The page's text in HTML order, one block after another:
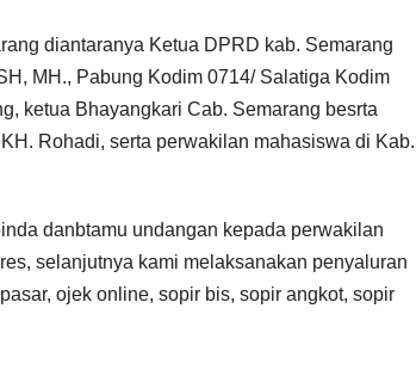
diantaranya Ketua DPRD kab. Semarang
MH., Pabung Kodim 0714/ Salatiga Kodim
ketua Bhayangkari Cab. Semarang besrta
Rohadi, serta perwakilan mahasiswa di Kab.
danbtamu undangan kepada perwakilan
selanjutnya kami melaksanakan penyaluran
ojek online, sopir bis, sopir angkot, sopir